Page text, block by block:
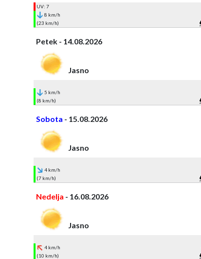
UV: 7
8 km/h
(23 km/h)
Petek - 14.08.2026
Jasno
5 km/h
(8 km/h)
Sobota - 15.08.2026
Jasno
4 km/h
(7 km/h)
Nedelja - 16.08.2026
Jasno
4 km/h
(10 km/h)